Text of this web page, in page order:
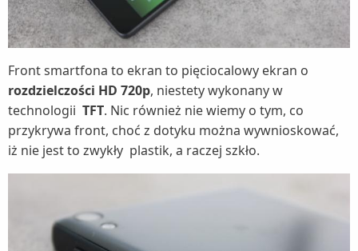
Front smartfona to ekran to pięciocalowy ekran o
rozdzielczości HD 720p, niestety wykonany w
technologii TFT. Nic również nie wiemy o tym, co
przykrywa front, choć z dotyku można wywnioskować,
iż nie jest to zwykły plastik, a raczej szkło.